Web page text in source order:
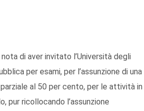
di aver invitato l’Università degli
per esami, per l’assunzione di una
al 50 per cento, per le attività in
pur ricollocando l’assunzione